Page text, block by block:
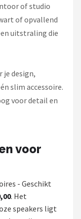
of studio
of opvallend
uitstraling die
je design,
slim accessoire.
voor detail en
voor
- Geschikt
. Het
speakers ligt